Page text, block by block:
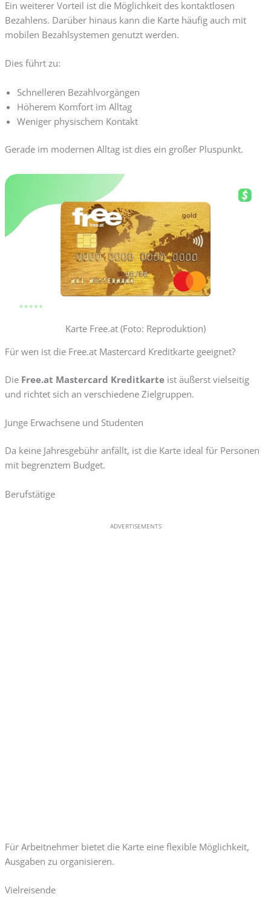
Ein weiterer Vorteil ist die Möglichkeit des kontaktlosen
Bezahlens. Darüber hinaus kann die Karte häufig auch mit
mobilen Bezahlsystemen genutzt werden.
Dies führt zu:
Schnelleren Bezahlvorgängen
Höherem Komfort im Alltag
Weniger physischem Kontakt
Gerade im modernen Alltag ist dies ein großer Pluspunkt.
Karte Free.at (Foto: Reproduktion)
Für wen ist die Free.at Mastercard Kreditkarte geeignet?
Die Free.at Mastercard Kreditkarteist äußerst vielseitig
und richtet sich an verschiedene Zielgruppen.
Junge Erwachsene und Studenten
Da keine Jahresgebühr anfällt, ist die Karte ideal für Personen
mit begrenztem Budget.
Berufstätige
ADVERTISEMENTS
Für Arbeitnehmer bietet die Karte eine flexible Möglichkeit,
Ausgaben zu organisieren.
Vielreisende